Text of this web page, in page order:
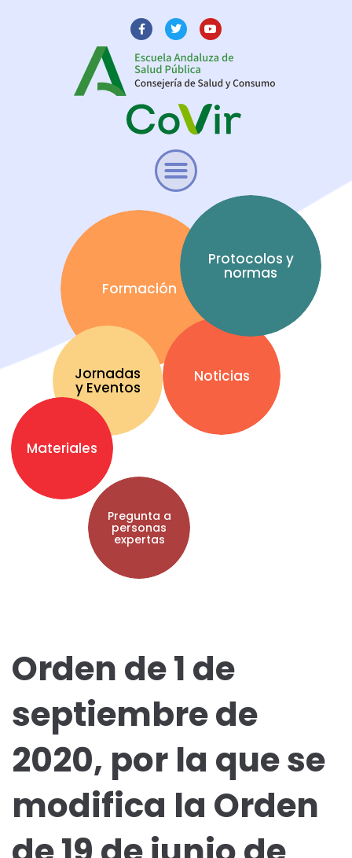
Formación
Protocolos y
normas
Materiales
Jornadas
y Eventos
Noticias
Pregunta a
personas
expertas
Orden de 1 de
septiembre de
2020, por la que se
modifica la Orden